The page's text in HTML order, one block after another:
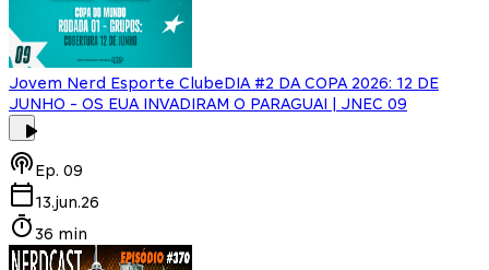
Jovem Nerd Esporte ClubeDIA #2 DA COPA 2026: 12 DE
JUNHO - OS EUA INVADIRAM O PARAGUAI | JNEC 09
Ep. 09
13.jun.26
36 min